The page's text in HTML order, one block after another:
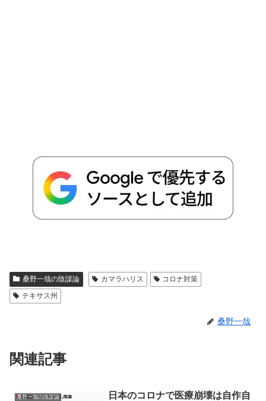
桑野一哉の陰謀論 カマラハリス
コロナ対策
テキサス州
桑野一哉
関連記事
桑野一哉の陰謀論
日本のコロナで医療崩壊は自作自